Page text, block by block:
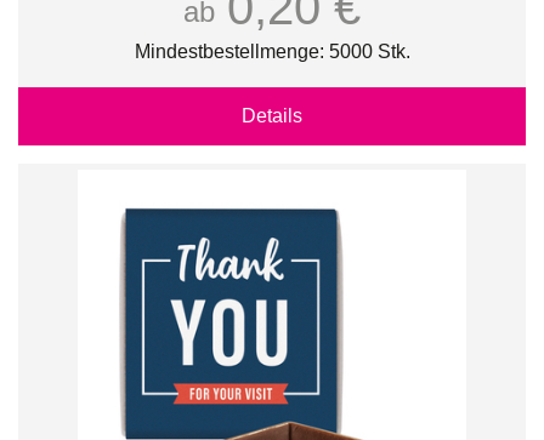
ab
Mindestbestellmenge: 5000 Stk.
Details